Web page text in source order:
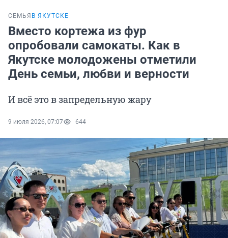
СЕМЬЯ В ЯКУТСКЕ
Вместо кортежа из фур
опробовали самокаты. Как в
Якутске молодожены отметили
День семьи, любви и верности
И всё это в запредельную жару
9 июля 2026, 07:07 644